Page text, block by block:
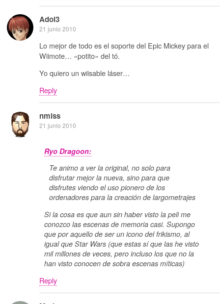
Adol3
21 junio 2010
Lo mejor de todo es el soporte del Epic Mickey para el
Wiimote… «potito» del tó.
Yo quiero un wiisable láser…
Reply
nmlss
21 junio 2010
Ryo Dragoon:
Te animo a ver la original, no solo para
disfrutar mejor la nueva, sino para que
disfrutes viendo el uso pionero de los
ordenadores para la creación de largometrajes
Si la cosa es que aun sin haber visto la peli me
conozco las escenas de memoria casi. Supongo
que por aquello de ser un icono del frikismo, al
igual que Star Wars (que estas sí que las he visto
mil millones de veces, pero incluso los que no la
han visto conocen de sobra escenas míticas)
Reply